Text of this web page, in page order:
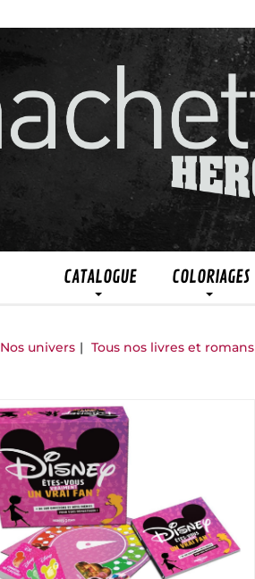
CATALOGUE COLORIAGES
Nos univers Tous nos livres et romans